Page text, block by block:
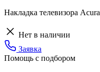
Накладка телевизора
Нет в наличии
Заявка
Помощь с подбором